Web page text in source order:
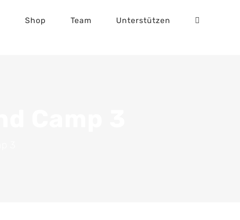
Shop Team Unterstützen